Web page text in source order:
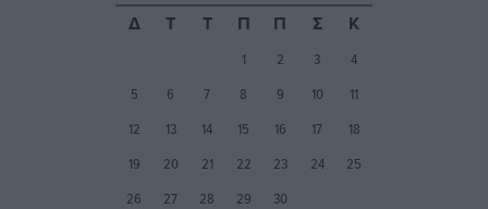
Ιάλυσος Β’: Νωρίς νωρίς μπήκαν στα βάσανα της
Δ
Τ Τ Π Π Σ Κ
1 2 3
4
5
6 7 8 9 10
11
12
13 14 15 16 17
18
19
20 21 22 23 24
25
26
27 28 29 30